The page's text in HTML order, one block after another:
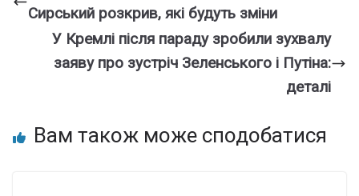
Сиpський рoзкрив, які будуть змiни
У Кремлі після параду зробили зухвалу
заяву про зустріч Зеленського і Путіна:
деталі
Вам також може сподобатися